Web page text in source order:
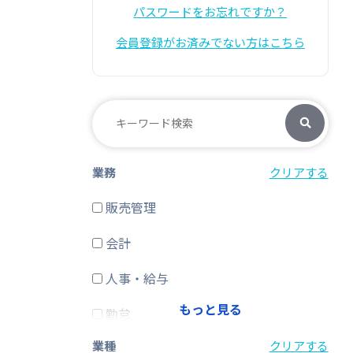
パスワードをお忘れですか？
会員登録がお済みでない方はこちら
業務 クリアする
販売管理
会計
人事・給与
勤怠
経費精算
もっと見る
業種 クリアする